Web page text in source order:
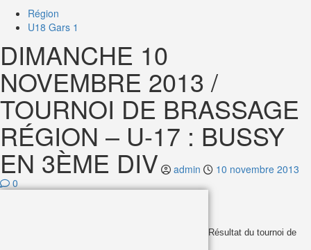
Région
U18 Gars 1
DIMANCHE 10
NOVEMBRE 2013 /
TOURNOI DE BRASSAGE
RÉGION – U-17 : BUSSY
EN 3ÈME DIV admin
10 novembre 2013
0
Résultat du tournoi de